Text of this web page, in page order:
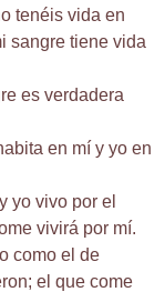
tenéis vida en
sangre tiene vida
es verdadera
en mí y yo en
yo vivo por el
vivirá por mí.
como el de
el que come